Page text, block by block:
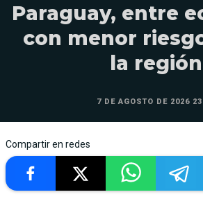
Paraguay, entre
con menor
la región
7 DE AGOSTO DE 2026
Compartir en redes